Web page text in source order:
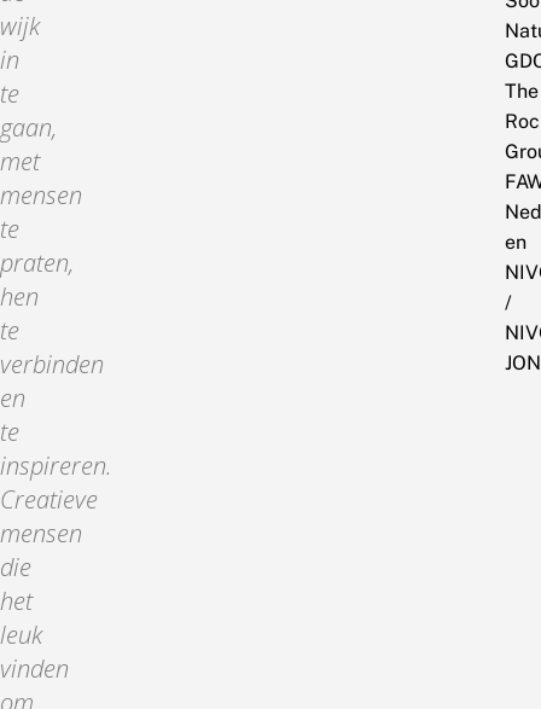
wijk
in
te
gaan,
met
mensen
te
praten,
hen
te
verbinden
en
te
inspireren.
Creatieve
mensen
die
het
leuk
vinden
om
The
en
/